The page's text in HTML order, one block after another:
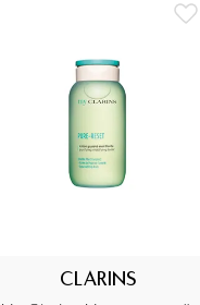
CLARINS